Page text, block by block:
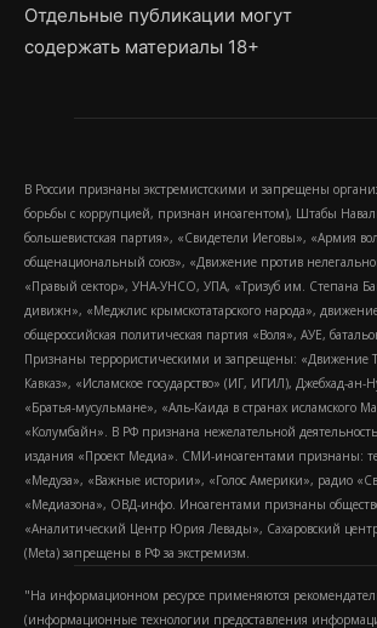
Отдельные публикации могут
содержать материалы 18+
В России признаны экстремистскими и запрещены
борьбы с коррупцией, признан иноагентом), Штабы
большевистская партия», «Свидетели Иеговы», «Армия
общенациональный союз», «Движение против
«Правый сектор», УНА-УНСО, УПА, «Тризуб им. Степана
дивижн», «Меджлис крымскотатарского народа»,
общероссийская политическая партия «Воля», АУЕ,
Признаны террористическими и запрещены: «Движение
Кавказ», «Исламское государство» (ИГ, ИГИЛ), Джебхад-
«Братья-мусульмане», «Аль-Каида в странах исламского
«Колумбайн». В РФ признана нежелательной
издания «Проект Медиа». СМИ-иноагентами признаны:
«Медуза», «Важные истории», «Голос Америки», радио
«Медиазона», ОВД-инфо. Иноагентами признаны
«Аналитический Центр Юрия Левады», Сахаровский
(Metа) запрещены в РФ за экстремизм.
"На информационном ресурсе применяются
(информационные технологии предоставления